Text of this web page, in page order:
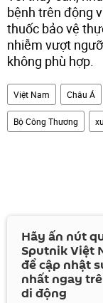
bệnh trên động
thuốc bảo vệ
nhiễm vượt
không phù hợp.
Việt Nam Châu Á
Bộ Công Thương
Hãy ấn nút
Sputnik Việt
để cập nhật
nhất ngay
di động